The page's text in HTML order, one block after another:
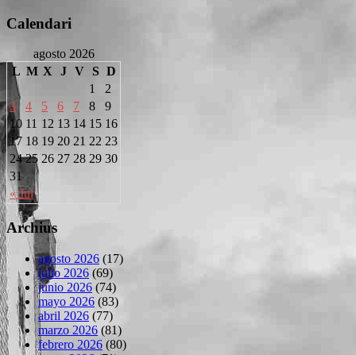
Calendari
agosto 2026
L M X J V S D
« Jul
1
2
3
4 5 6 7 8
9
10 11 12 13 14 15 16
17 18 19 20 21 22 23
24 25 26 27 28 29 30
31
Archius
agosto 2026 (17)
julio 2026 (69)
junio 2026 (74)
mayo 2026 (83)
abril 2026 (77)
marzo 2026 (81)
febrero 2026 (80)